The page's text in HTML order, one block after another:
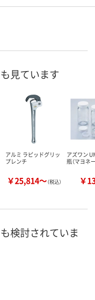
見ています
アルミ ラピッドグリッ
プレンチ
￥25,814～（税込）
アズワン
瓶（マヨネ
￥
検討されていま